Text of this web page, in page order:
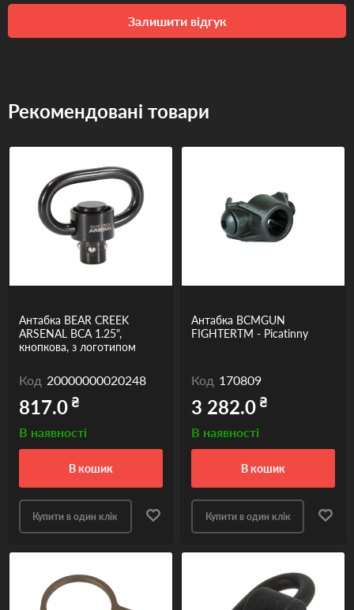
Залишити відгук
Рекомендовані товари
Антабка BEAR CREEK
ARSENAL BCA 1.25",
кнопкова, з логотипом
Код 20000000020248
817.0₴
В наявності
в кошик
Купити в один клік
Антабка BCMGUN
FIGHTERТМ - Picatinny
Код 170809
3 282.0₴
В наявності
в кошик
Купити в один клік